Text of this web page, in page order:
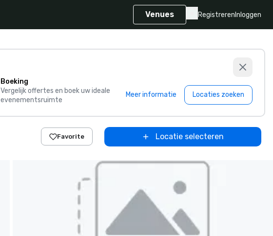
Venues Registreren Inloggen
Boeking
Vergelijk offertes en boek uw ideale
evenementsruimte
Meer informatie Locaties zoeken
Favorite Locatie selecteren